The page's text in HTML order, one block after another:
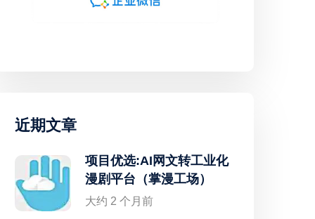
近期文章
项目优选:AI网文转工业化
漫剧平台（掌漫工场）
大约 2 个月前